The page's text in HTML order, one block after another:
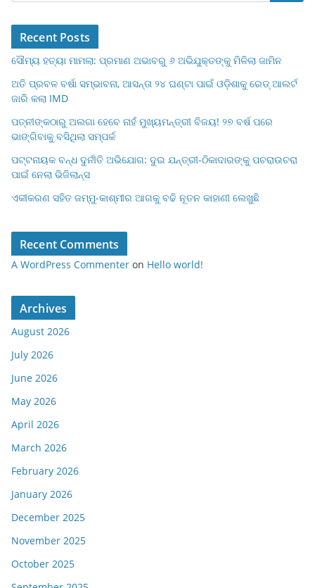
Recent Posts
ସୌମ୍ୟ ହତ୍ୟା ମାମଲା: ପ୍ରମାଣ ଅଭାବରୁ ୬ ଅଭିଯୁକ୍ତଙ୍କୁ ମିଳିଲା ଜାମିନ
ଅତି ପ୍ରବଳ ବର୍ଷା ସମ୍ଭାବନା, ଆସନ୍ତା ୨୪ ଘଣ୍ଟା ପାଇଁ ଓଡ଼ିଶାକୁ ରେଡ୍ ଆଲର୍ଟ
ଜାରି କଲା IMD
ପତ୍ନୀଙ୍କଠାରୁ ଅଲଗା ହେବେ ନାହଁ ମୁଖ୍ୟମନ୍ତ୍ରୀ ବିଜୟ! ୨୭ ବର୍ଷ ପରେ
ଭାଙ୍ଗିବାକୁ ବସିଥିଲା ସମ୍ପର୍କ
ପଟ୍ଟନାୟକ ବନ୍ଧ ଦୁର୍ନୀତି ଅଭିଯୋଗ: ଦୁଇ ଯନ୍ତ୍ରୀ-ଠିକାଦାରଙ୍କୁ ପଚରାଉଚରା
ପାଇଁ ନେଲା ଭିଜିଲାନ୍ସ
ଏକୀକରଣ ସହିତ ଜମ୍ମୁ-କାଶ୍ମୀର ଆଗକୁ ବଢି ନୂତନ କାହାଣୀ ଲେଖୁଛି
Recent Comments
A WordPress Commenter on Hello world!
Archives
August 2026
July 2026
June 2026
May 2026
April 2026
March 2026
February 2026
January 2026
December 2025
November 2025
October 2025